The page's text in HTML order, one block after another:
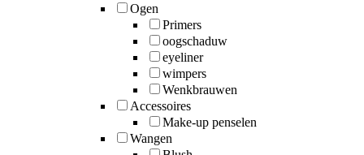
Ogen
Primers
oogschaduw
eyeliner
wimpers
Wenkbrauwen
Accessoires
Make-up penselen
Wangen